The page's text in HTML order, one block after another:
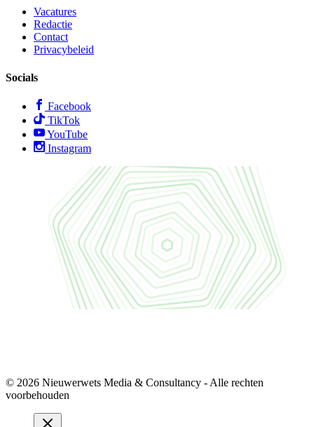
Vacatures
Redactie
Contact
Privacybeleid
Socials
Facebook
TikTok
YouTube
Instagram
© 2026 Nieuwerwets Media & Consultancy - Alle rechten
voorbehouden